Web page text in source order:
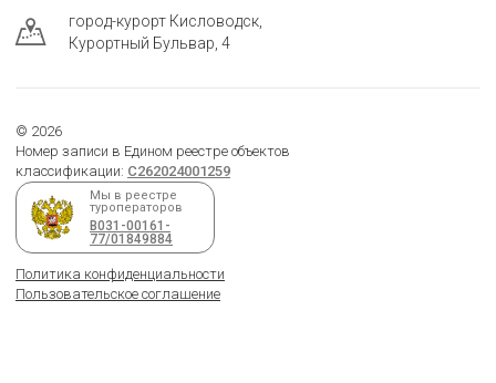
город-курорт Кисловодск
Курортный Бульвар, 4
© 2026
Номер записи в Едином реестре объектов
классификации: С262024001259
Мы в реестре
туроператоров
В031-00161-
77/01849884
Политика конфиденциальности
Пользовательское соглашение